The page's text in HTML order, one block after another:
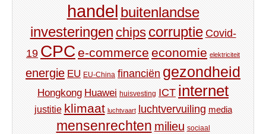
handel buitenlandse
investeringen chips corruptie Covid-
19 CPC e-commerce economie elektriciteit
energie EU EU-China financiën gezondheid
Hongkong Huawei huisvesting ICT internet
justitie klimaat luchtvaart luchtvervuiling media
mensenrechten milieu sociaal